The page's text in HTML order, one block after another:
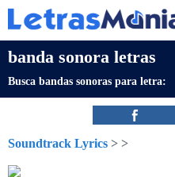
banda sonora letras
Busca bandas sonoras para letra:
Soundtrack Lyrics > >